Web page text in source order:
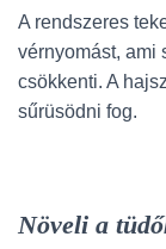
A rendszeres
vérnyomást, ami
csökkenti. A
sűrüsödni fog.
Növeli a